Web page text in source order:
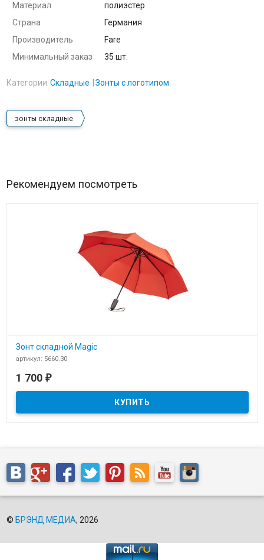
Материал
полиэстер
Страна
Германия
Производитель
Fare
Минимальный заказ
35 шт.
Категории:Складные Зонты с логотипом
зонты складные
Рекомендуем посмотреть
Зонт складной Magic
артикул: 5660.30
1 700 ₽
© БРЭНД МЕДИА, 2026